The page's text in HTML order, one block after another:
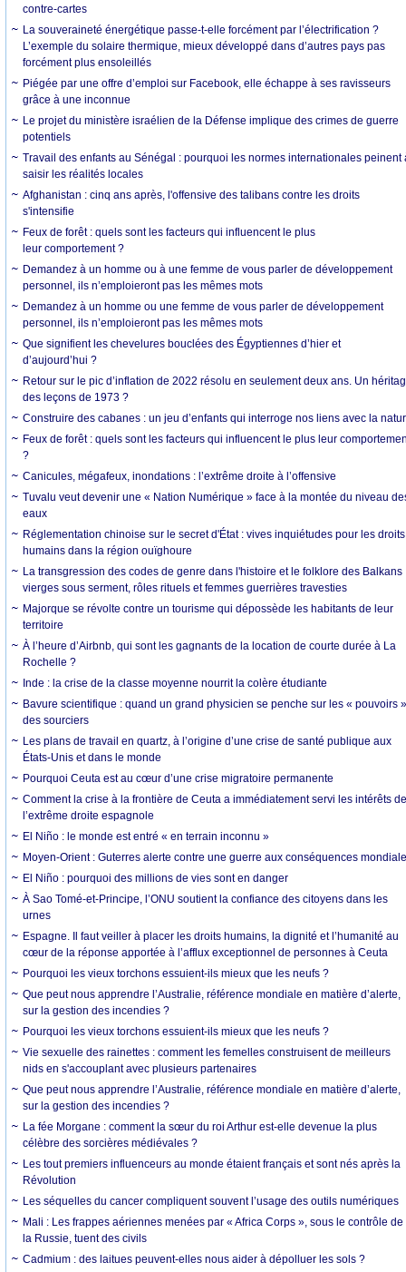
contre-cartes
La souveraineté énergétique passe-t-elle forcément par l’électrification ?
L’exemple du solaire thermique, mieux développé dans d’autres pays pas
forcément plus ensoleillés
Piégée par une offre d’emploi sur Facebook, elle échappe à ses ravisseurs
grâce à une inconnue
Le projet du ministère israélien de la Défense implique des crimes de guerre
potentiels
Travail des enfants au Sénégal : pourquoi les normes internationales peinent
saisir les réalités locales
Afghanistan : cinq ans après, l'offensive des talibans contre les droits
s'intensifie
Feux de forêt : quels sont les facteurs qui influencent le plus
leur comportement ?
Demandez à un homme ou à une femme de vous parler de développement
personnel, ils n’emploieront pas les mêmes mots
Demandez à un homme ou une femme de vous parler de développement
personnel, ils n’emploieront pas les mêmes mots
Que signifient les chevelures bouclées des Égyptiennes d’hier et
d’aujourd’hui ?
Retour sur le pic d’inflation de 2022 résolu en seulement deux ans. Un
des leçons de 1973 ?
Construire des cabanes : un jeu d’enfants qui interroge nos liens avec la
Feux de forêt : quels sont les facteurs qui influencent le plus leur
?
Canicules, mégafeux, inondations : l’extrême droite à l’offensive
Tuvalu veut devenir une « Nation Numérique » face à la montée du niveau
eaux
Réglementation chinoise sur le secret d'État : vives inquiétudes pour les droits
humains dans la région ouïghoure
La transgression des codes de genre dans l'histoire et le folklore des Balkans
vierges sous serment, rôles rituels et femmes guerrières travesties
Majorque se révolte contre un tourisme qui dépossède les habitants de leur
territoire
À l’heure d’Airbnb, qui sont les gagnants de la location de courte durée à La
Rochelle ?
Inde : la crise de la classe moyenne nourrit la colère étudiante
Bavure scientifique : quand un grand physicien se penche sur les « pouvoirs
des sourciers
Les plans de travail en quartz, à l’origine d’une crise de santé publique aux
États-Unis et dans le monde
Pourquoi Ceuta est au cœur d’une crise migratoire permanente
Comment la crise à la frontière de Ceuta a immédiatement servi les intérêts
l’extrême droite espagnole
El Niño : le monde est entré « en terrain inconnu »
Moyen-Orient : Guterres alerte contre une guerre aux conséquences
El Niño : pourquoi des millions de vies sont en danger
À Sao Tomé-et-Principe, l’ONU soutient la confiance des citoyens dans les
urnes
Espagne. Il faut veiller à placer les droits humains, la dignité et l’humanité au
cœur de la réponse apportée à l’afflux exceptionnel de personnes à Ceuta
Pourquoi les vieux torchons essuient-ils mieux que les neufs ?
Que peut nous apprendre l’Australie, référence mondiale en matière d’alerte,
sur la gestion des incendies ?
Pourquoi les vieux torchons essuient-ils mieux que les neufs ?
Vie sexuelle des rainettes : comment les femelles construisent de meilleurs
nids en s'accouplant avec plusieurs partenaires
Que peut nous apprendre l’Australie, référence mondiale en matière d’alerte,
sur la gestion des incendies ?
La fée Morgane : comment la sœur du roi Arthur est-elle devenue la plus
célèbre des sorcières médiévales ?
Les tout premiers influenceurs au monde étaient français et sont nés après la
Révolution
Les séquelles du cancer compliquent souvent l’usage des outils numériques
Mali : Les frappes aériennes menées par « Africa Corps », sous le contrôle de
la Russie, tuent des civils
Cadmium : des laitues peuvent-elles nous aider à dépolluer les sols ?